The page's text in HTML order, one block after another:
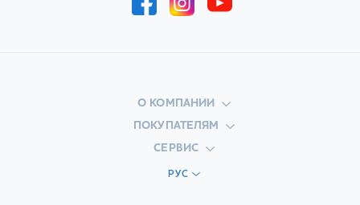
О КОМПАНИИ
ПОКУПАТЕЛЯМ
СЕРВИС
РУС